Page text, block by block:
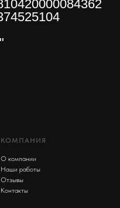
КОМПАНИЯ
О компании
Наши работы
Отзывы
Контакты